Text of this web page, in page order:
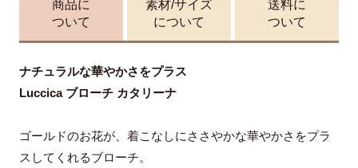
商品に
ついて
素材/サイズ
について
送料に
ついて
ナチュラルな華やかさをプラス
Luccica ブローチ カタリーナ
ゴールドのお花が、着こなしにささやかな華やかさをプラ
スしてくれるブローチ。